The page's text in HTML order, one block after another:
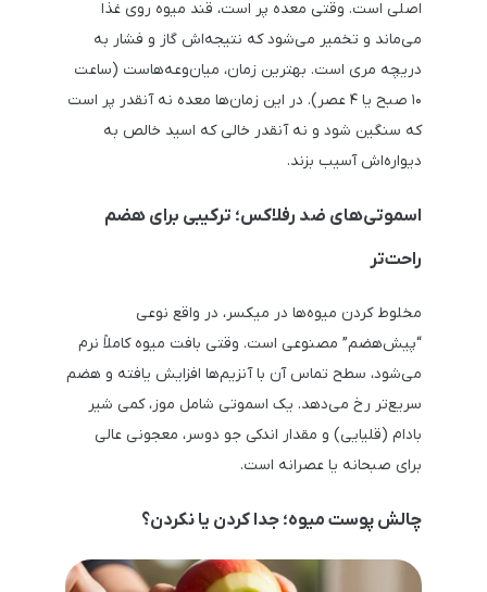
اصلی است. وقتی معده پر است، قند میوه روی غذا
می‌ماند و تخمیر می‌شود که نتیجه‌اش گاز و فشار به
دریچه مری است. بهترین زمان، میان‌وعه‌هاست (ساعت
۱۰ صبح یا ۴ عصر). در این زمان‌ها معده نه آنقدر پر است
که سنگین شود و نه آنقدر خالی که اسید خالص به
دیواره‌اش آسیب بزند.
اسموتی‌های ضد رفلاکس؛ ترکیبی برای هضم
راحت‌تر
مخلوط کردن میوه‌ها در میکسر، در واقع نوعی
“پیش‌هضم” مصنوعی است. وقتی بافت میوه کاملاً نرم
می‌شود، سطح تماس آن با آنزیم‌ها افزایش یافته و هضم
سریع‌تر رخ می‌دهد. یک اسموتی شامل موز، کمی شیر
بادام (قلیایی) و مقدار اندکی جو دوسر، معجونی عالی
برای صبحانه یا عصرانه است.
چالش پوست میوه؛ جدا کردن یا نکردن؟